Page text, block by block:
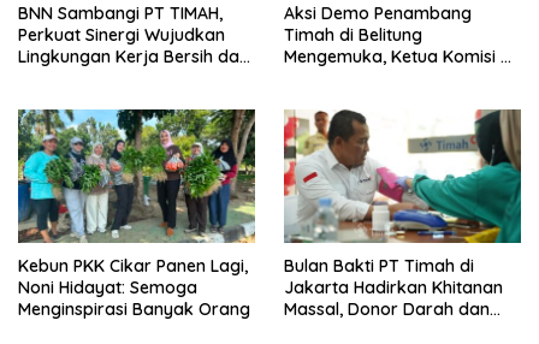
BNN Sambangi PT TIMAH,
Perkuat Sinergi Wujudkan
Lingkungan Kerja Bersih dari
Aksi Demo Penambang
Timah di Belitung
Mengemuka, Ketua Komisi XII
Terbit
Kebun PKK Cikar Panen Lagi,
Noni Hidayat: Semoga
Menginspirasi Banyak Orang
Bulan Bakti PT Timah di
Jakarta Hadirkan Khitanan
Massal, Donor Darah dan